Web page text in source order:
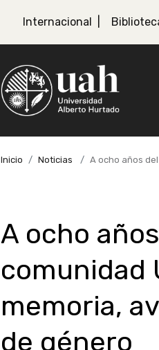
Internacional
Inicio Noticias A ocho años
A ocho
comunidad
memoria,
de género